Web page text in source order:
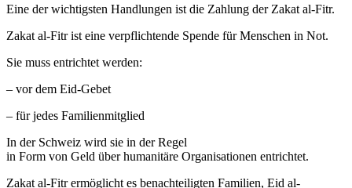
Eine der wichtigsten Handlungen ist die Zahlung der Zakat al-Fitr.
Zakat al-Fitr ist eine verpflichtende Spende für Menschen in Not.
Sie muss entrichtet werden:
– vor dem Eid-Gebet
– für jedes Familienmitglied
In der Schweiz wird sie in der Regel
in Form von Geld über humanitäre Organisationen entrichtet.
Zakat al-Fitr ermöglicht es benachteiligten Familien, Eid al-